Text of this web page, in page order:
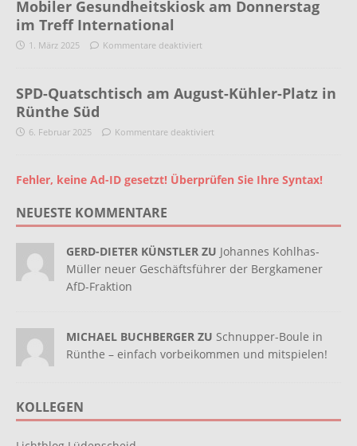
Mobiler Gesundheitskiosk am Donnerstag
im Treff International
1. März 2025 Kommentare deaktiviert
SPD-Quatschtisch am August-Kühler-Platz in
Rünthe Süd
6. Februar 2025 Kommentare deaktiviert
Fehler, keine Ad-ID gesetzt! Überprüfen Sie Ihre Syntax!
NEUESTE KOMMENTARE
GERD-DIETER KÜNSTLER ZU Johannes Kohlhas-
Müller neuer Geschäftsführer der Bergkamener
AfD-Fraktion
MICHAEL BUCHBERGER ZU Schnupper-Boule in
Rünthe – einfach vorbeikommen und mitspielen!
KOLLEGEN